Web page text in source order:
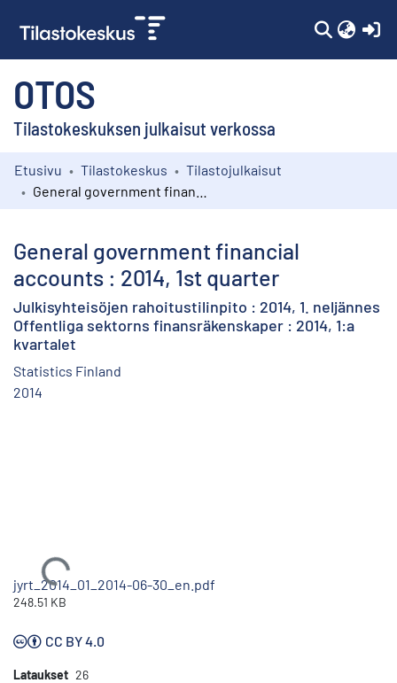
OTOS
Tilastokeskuksen julkaisut verkossa
Kokoelmat
Etusivu Tilastokeskus
Tilastojulkaisut
General government financial
accounts : 2014, 1st quarter
Julkisyhteisöjen rahoitustilinpito : 2014, 1. neljännes
Offentliga sektorns finansräkenskaper : 2014, 1:a
kvartalet
Statistics Finland
2014
Ladataan...
jyrt_2014_01_2014-06-30_en.pdf
248.51 KB
CC BY 4.0
Lataukset 26